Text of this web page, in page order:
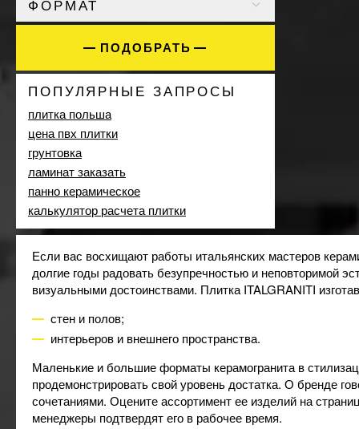
Dual Gres
Ege Seramik32
El Molino18
EMIL CERAMICA 16
EnergieKer48
Equipe190
Ergon2
EXAGRES 35
Fiandre 32
Flaviker13
Florim10
Fondovalle
Geotiles
GRANISER10
IBERO8
iKeramix
IMOLA34
Inter Gres313
Intercerama 1
Элитный
ФОРМАТ
60x1207
1 ПОДОБРАТЬ
ПОПУЛЯРНЫЕ ЗАПРОСЫ
плитка польша
цена пвх плитки
грунтовка
ламинат заказать
панно керамическое
калькулятор расчета плитки
Если вас восхищают работы итальянских мастеров
долгие годы радовать безупречностью и неповторимой
визуальными достоинствами. Плитка ITALGRANITI
стен и полов;
интерьеров и внешнего пространства.
Маленькие и большие форматы керамогранита в
продемонстрировать свой уровень достатка. О бренде
сочетаниями. Оцените ассортимент ее изделий на
менеджеры подтвердят его в рабочее время.